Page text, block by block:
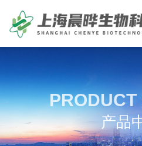
PRODUCT
产品